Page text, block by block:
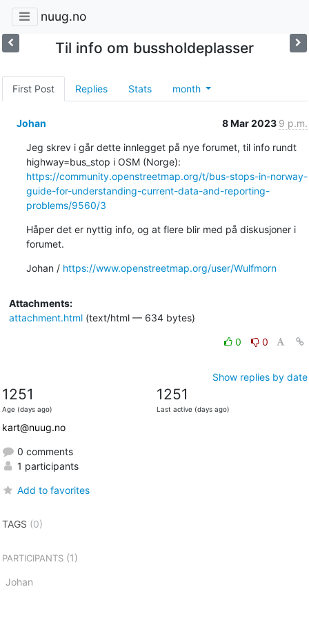
nuug.no
Til info om bussholdeplasser
First Post Replies Stats month
Johan 8 Mar 2023 9 p.m.
Jeg skrev i går dette innlegget på nye forumet, til info rundt
https://community.openstreetmap.org/t/bus-stops-in-norway-
guide-for-understanding-current-data-and-reporting-
problems/9560/3
Håper det er nyttig info, og at flere blir med på diskusjoner i
forumet.
Johan / https://www.openstreetmap.org/user/Wulfmorn
Attachments:
attachment.html(text/html — 634 bytes)
0 0
Show replies by date
1251
Age (days ago)
1251
Last active (days ago)
kart@nuug.no
0 comments
1 participants
Add to favorites
TAGS (0)
PARTICIPANTS(1)
Johan